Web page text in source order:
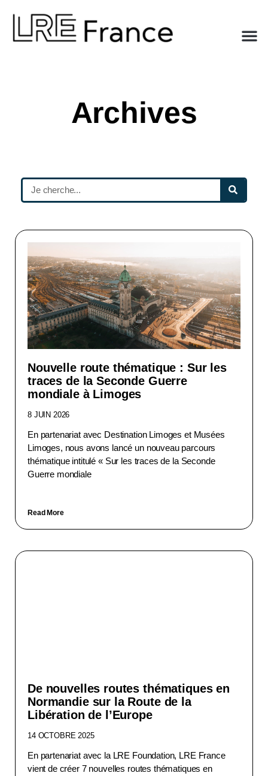
Archives
Nouvelle route thématique : Sur les
traces de la Seconde Guerre
mondiale à Limoges
8 JUIN 2026
En partenariat avec Destination Limoges et Musées
Limoges, nous avons lancé un nouveau parcours
thématique intitulé « Sur les traces de la Seconde
Guerre mondiale
Read More
De nouvelles routes thématiques en
Normandie sur la Route de la
Libération de l’Europe
14 OCTOBRE 2025
En partenariat avec la LRE Foundation, LRE France
vient de créer 7 nouvelles routes thématiques en